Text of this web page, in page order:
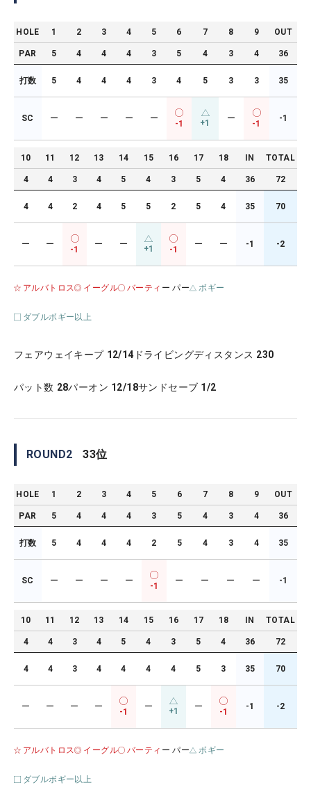
HOLE 1 2 3 4 5 6 7 8 9 OUT
PAR 5 4 4 4 3 5 4 3 4 36
打数 5 4 4 4 3 4 5 3 3 35
SC ー ー ー ー ー
-1 +1 ー
-1
-1
10 11 12 13 14 15 16 17 18 IN TOTAL
4 4 3 4 5 4 3 5 4 36 72
4 4 2 4 5 5 2 5 4 35 70
ー ー
-1
ー ー +1 -1
ー ー -1 -2
アルバトロス イーグル バーティ ー パー ボギー
ダブルボギー以上
フェアウェイキープ 12/14 ドライビングディスタンス 230
パット数 28パーオン 12/18サンドセーブ 1/2
ROUND2 33位
HOLE 1 2 3 4 5 6 7 8 9 OUT
PAR 5 4 4 4 3 5 4 3 4 36
打数 5 4 4 4 2 5 4 3 4 35
SC ー ー ー ー
-1
ー ー ー ー -1
10 11 12 13 14 15 16 17 18 IN TOTAL
4 4 3 4 5 4 3 5 4 36 72
4 4 3 4 4 4 4 5 3 35 70
ー ー ー ー
-1
ー +1 ー
-1
-1 -2
アルバトロス イーグル バーティ ー パー ボギー
ダブルボギー以上